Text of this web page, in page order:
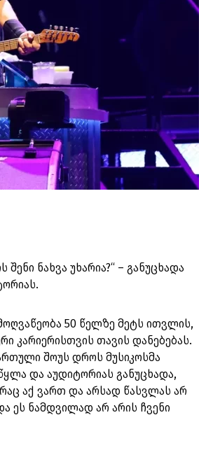
ნახვა უხარია?“ – განუცხადა
50 წელზე მეტს ითვლის,
კარიერისთვის თავის დანებებას.
შოუს დროს მუსიკოსმა
და აუდიტორიას განუცხადა,
რაც აქ ვართ და არსად წასვლას არ
ეს ნამდვილად არ არის ჩვენი